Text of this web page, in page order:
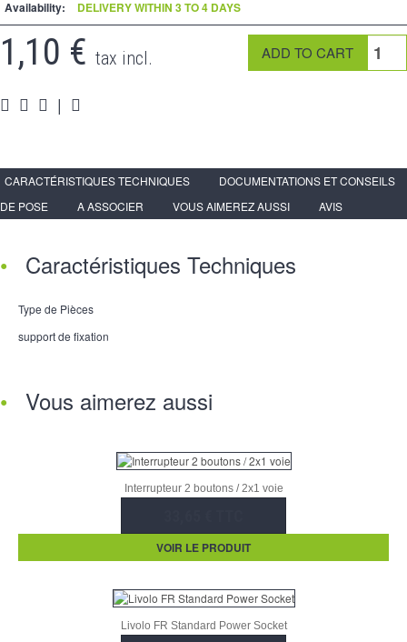
Accessories
Reseller program - LIVOLO France Official Website
Availability: DELIVERY WITHIN 3 TO 4 DAYS
1,10 € tax incl.
|
CARACTÉRISTIQUES TECHNIQUES
DOCUMENTATIONS ET CONSEILS
DE POSE
A ASSOCIER VOUS AIMEREZ AUSSI AVIS
Caractéristiques Techniques
Type de Pièces
support de fixation
Vous aimerez aussi
Interrupteur 2 boutons / 2x1 voie
VOIR LE PRODUIT
Livolo FR Standard Power Socket